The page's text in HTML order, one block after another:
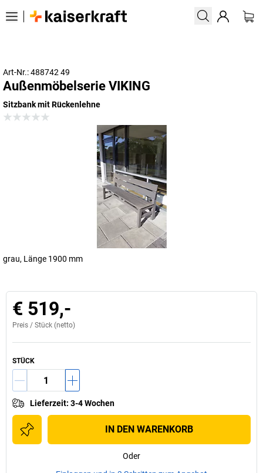
Art-Nr.: 488742 49
Außenmöbelserie VIKING
Sitzbank mit Rückenlehne
grau, Länge 1900 mm
€ 519,-
Preis / Stück (netto)
STÜCK
Lieferzeit: 3-4 Wochen
IN DEN WARENKORB
Oder